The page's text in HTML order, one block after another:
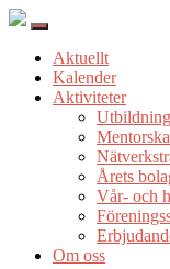
Aktuellt
Kalender
Aktiviteter
Utbildning
Årets
Vår- och
Om oss